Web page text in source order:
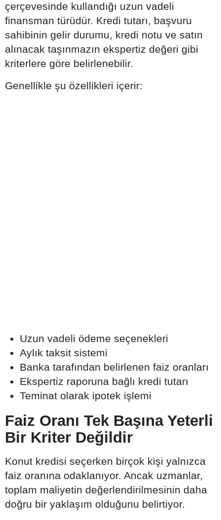
çerçevesinde kullandığı uzun vadeli
finansman türüdür. Kredi tutarı, başvuru
sahibinin gelir durumu, kredi notu ve satın
alınacak taşınmazın ekspertiz değeri gibi
kriterlere göre belirlenebilir.
Genellikle şu özellikleri içerir:
Uzun vadeli ödeme seçenekleri
Aylık taksit sistemi
Banka tarafından belirlenen faiz oranları
Ekspertiz raporuna bağlı kredi tutarı
Teminat olarak ipotek işlemi
Faiz Oranı Tek Başına Yeterli
Bir Kriter Değildir
Konut kredisi seçerken birçok kişi yalnızca
faiz oranına odaklanıyor. Ancak uzmanlar,
toplam maliyetin değerlendirilmesinin daha
doğru bir yaklaşım olduğunu belirtiyor.